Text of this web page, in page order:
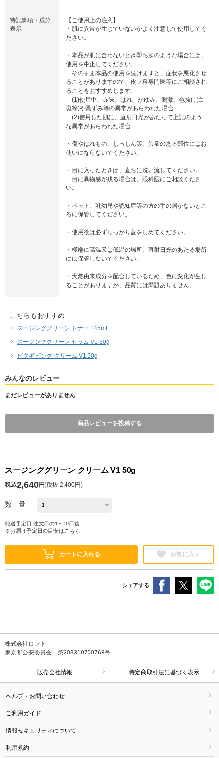
特記事項・成分
表示
【ご使用上の注意】
・肌に異常が生じていないかよく注意して使用してく
ださい。
・本品が肌に合わないとき即ち次のような場合には、
使用を中止してください。
そのまま本品の使用を続けますと、症状を悪化させ
ることがありますので、皮フ科専門医等にご相談され
ることをおすすめします。
(1)使用中、赤味、はれ、かゆみ、刺激、色抜け(白
斑等)や黒ずみ等の異常があらわれた場合
(2)使用した肌に、直射日光があたって上記のよう
な異常があらわれた場合
・傷やはれもの、しっしん等、異常のある部位にはお
使いにならないでください。
・目に入ったときは、直ちに洗い流してください。
目に異物感が残る場合は、眼科医にご相談くださ
い。
・ペット、乳幼児や認知症等の方の手の届かないとこ
ろに保管してください。
・使用後は必ずしっかり蓋をしめてください。
・極端に高温又は低温の場所、直射日光のあたる場所
には保管しないでください。
・天然由来成分を配合しているため、色に変化が生じ
ることがありますが、品質には問題ありません。
こちらもおすすめ
スージンググリーン トナー 145ml
スージンググリーン セラム V1 30g
ビタギビング クリーム V1 50g
みんなのレビュー
まだレビューがありません
商品レビューを投稿する
スージンググリーン クリーム V1 50g
税込2,640円(税抜 2,400円)
数 量
発送予定日 注文日の1～10日後
※お届け予定日の目安は こちら
カートに入れる お気に入り
シェアする
株式会社ロフト
東京都公安委員会 第303319700768号
販売会社情報 特定商取引法に基づく表示
ヘルプ・お問い合わせ
ご利用ガイド
情報セキュリティについて
利用規約